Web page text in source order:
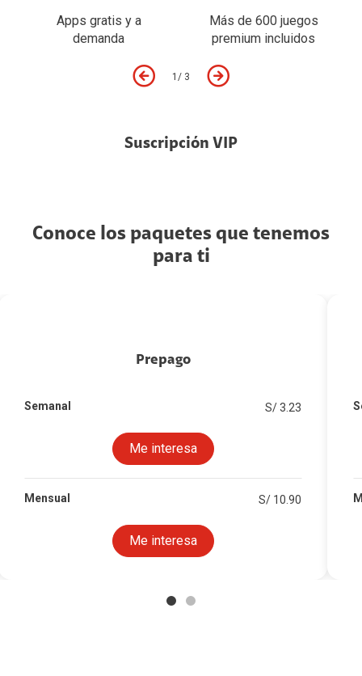
Apps gratis y a
demanda
Más de 600 juegos
premium incluidos
1 / 3
Suscripción VIP
Conoce los paquetes que tenemos
para ti
Prepago
Semanal S/ 3.23
Me interesa
Mensual S/ 10.90
Me interesa